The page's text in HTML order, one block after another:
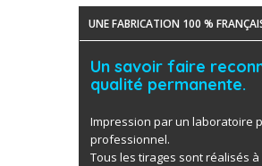
UNE FABRICATION 100 %
Un savoir faire
qualité permanente.
Impression par un laboratoire
professionnel.
Tous les tirages sont réalisés